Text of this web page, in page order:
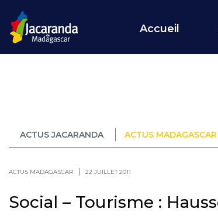
Accueil
ACTUS JACARANDA ACTUS MADAGASCAR
ACTUS MADAGASCAR 22 JUILLET 2011
Social – Tourisme :